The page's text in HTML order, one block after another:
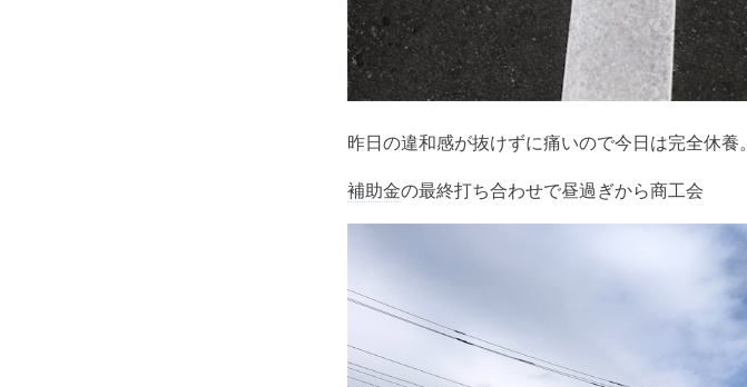
昨日の違和感が抜けずに痛いので今日は完全休養。
補助金の最終打ち合わせで昼過ぎから商工会